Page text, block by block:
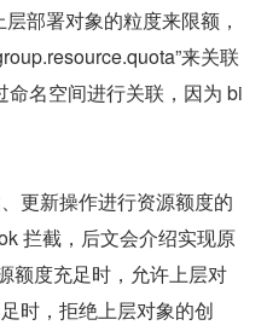
部署对象的粒度来限额，
来关联
名空间进行关联，因为 bi
更新操作进行资源额度的
拦截，后文会介绍实现原
额度充足时，允许上层对
时，拒绝上层对象的创